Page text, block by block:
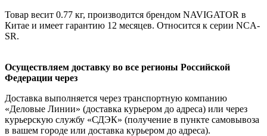
Товар весит 0.77 кг, производится брендом NAVIGATOR в
Китае и имеет гарантию 12 месяцев. Относится к серии NCA-
SR.
Осуществляем доставку во все регионы Российской
Федерации через
Доставка выполняется через транспортную компанию
«Деловые Линии» (доставка курьером до адреса) или через
курьерскую службу «СДЭК» (получение в пункте самовывоза
в вашем городе или доставка курьером до адреса).